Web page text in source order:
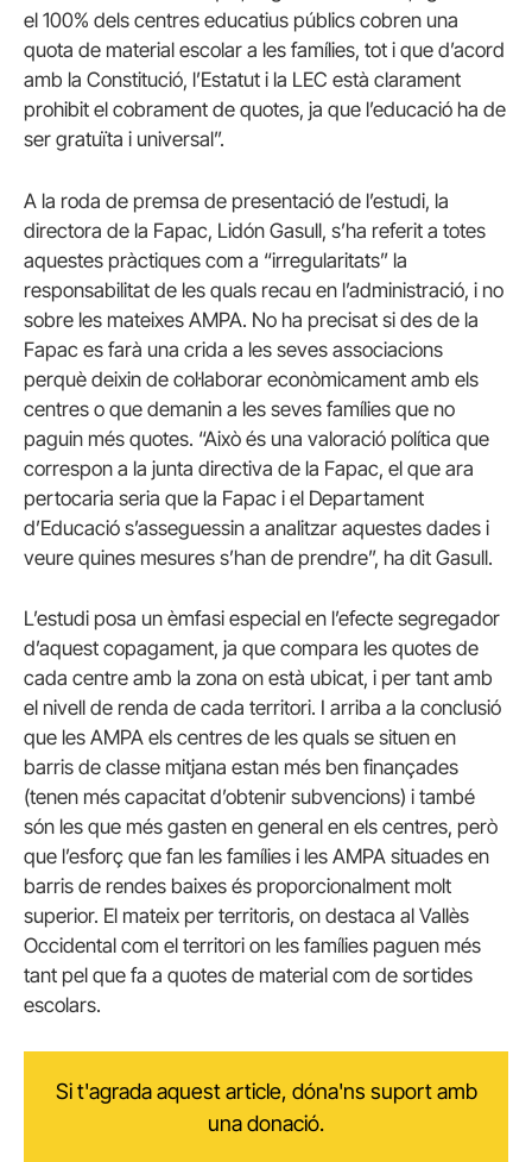
el 100% dels centres educatius públics cobren una
quota de material escolar a les famílies, tot i que d’acord
amb la Constitució, l’Estatut i la LEC està clarament
prohibit el cobrament de quotes, ja que l’educació ha de
ser gratuïta i universal”.
A la roda de premsa de presentació de l’estudi, la
directora de la Fapac, Lidón Gasull, s’ha referit a totes
aquestes pràctiques com a “irregularitats” la
responsabilitat de les quals recau en l’administració, i no
sobre les mateixes AMPA. No ha precisat si des de la
Fapac es farà una crida a les seves associacions
perquè deixin de col·laborar econòmicament amb els
centres o que demanin a les seves famílies que no
paguin més quotes. “Això és una valoració política que
correspon a la junta directiva de la Fapac, el que ara
pertocaria seria que la Fapac i el Departament
d’Educació s’asseguessin a analitzar aquestes dades i
veure quines mesures s’han de prendre”, ha dit Gasull.
L’estudi posa un èmfasi especial en l’efecte segregador
d’aquest copagament, ja que compara les quotes de
cada centre amb la zona on està ubicat, i per tant amb
el nivell de renda de cada territori. I arriba a la conclusió
que les AMPA els centres de les quals se situen en
barris de classe mitjana estan més ben finançades
(tenen més capacitat d’obtenir subvencions) i també
són les que més gasten en general en els centres, però
que l’esforç que fan les famílies i les AMPA situades en
barris de rendes baixes és proporcionalment molt
superior. El mateix per territoris, on destaca al Vallès
Occidental com el territori on les famílies paguen més
tant pel que fa a quotes de material com de sortides
escolars.
Si t'agrada aquest article, dóna'ns suport amb
una donació.